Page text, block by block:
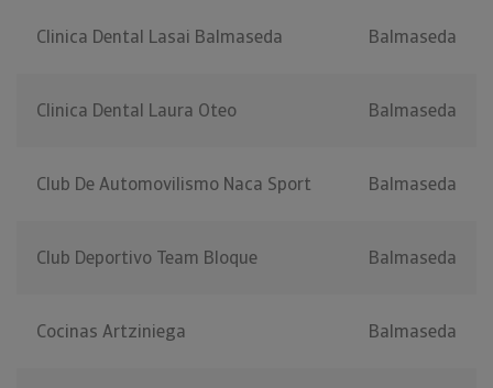
Clinica Dental Lasai Balmaseda Balmaseda
Clinica Dental Laura Oteo Balmaseda
Club De Automovilismo Naca Sport Balmaseda
Club Deportivo Team Bloque Balmaseda
Cocinas Artziniega Balmaseda